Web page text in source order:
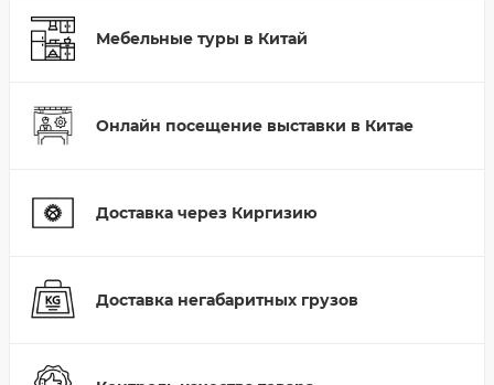
Мебельные туры в Китай
Онлайн посещение выставки в Китае
Доставка через Киргизию
Доставка негабаритных грузов